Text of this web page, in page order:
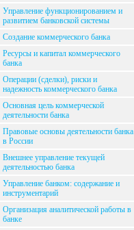
Управление функционированием и
развитием банковской системы
Создание коммерческого банка
Ресурсы и капитал коммерческого
банка
Операции (сделки), риски и
надежность коммерческого банка
Основная цель коммерческой
деятельности банка
Правовые основы деятельности банка
в России
Внешнее управление текущей
деятельностью банка
Управление банком: содержание и
инструментарий
Организация аналитической работы в
банке